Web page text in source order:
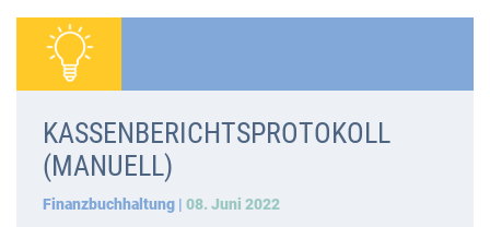
KASSENBERICHTSPROTOKOLL
(MANUELL)
Finanzbuchhaltung | 08. Juni 2022